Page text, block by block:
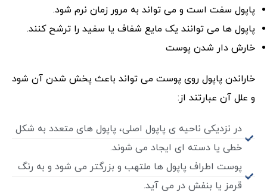
پاپول سفت است و می تواند به مرور زمان نرم شود.
پاپول ها می توانند یک مایع شفاف یا سفید را ترشح کنند.
خارش دار شدن پوست
خاراندن پاپول روی پوست می تواند باعث پخش شدن آن شود
و علل آن عبارتند از:
در نزدیکی ناحیه ی پاپول اصلی، پاپول های متعدد به شکل
خطی یا دسته ای ایجاد می شوند.
پوست اطراف پاپول ها ملتهب و بزرگتر می شود و به رنگ
قرمز یا بنفش در می آید.